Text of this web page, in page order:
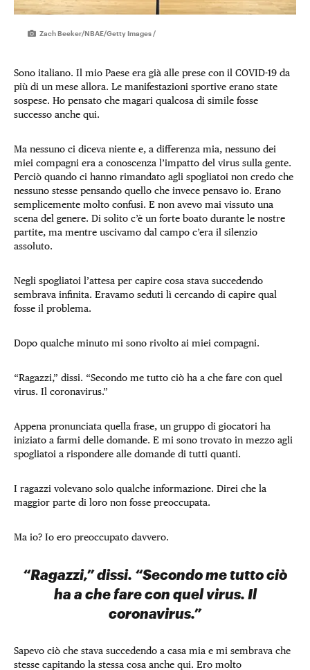
Zach Beeker/NBAE/Getty Images /
Sono italiano. Il mio Paese era già alle prese con il COVID-19 da
più di un mese allora. Le manifestazioni sportive erano state
sospese. Ho pensato che magari qualcosa di simile fosse
successo anche qui.
Ma nessuno ci diceva niente e, a differenza mia, nessuno dei
miei compagni era a conoscenza l’impatto del virus sulla gente.
Perciò quando ci hanno rimandato agli spogliatoi non credo che
nessuno stesse pensando quello che invece pensavo io. Erano
semplicemente molto confusi. E non avevo mai vissuto una
scena del genere. Di solito c’è un forte boato durante le nostre
partite, ma mentre uscivamo dal campo c’era il silenzio
assoluto.
Negli spogliatoi l’attesa per capire cosa stava succedendo
sembrava infinita. Eravamo seduti lì cercando di capire qual
fosse il problema.
Dopo qualche minuto mi sono rivolto ai miei compagni.
“Ragazzi,” dissi. “Secondo me tutto ciò ha a che fare con quel
virus. Il coronavirus.”
Appena pronunciata quella frase, un gruppo di giocatori ha
iniziato a farmi delle domande. E mi sono trovato in mezzo agli
spogliatoi a rispondere alle domande di tutti quanti.
I ragazzi volevano solo qualche informazione. Direi che la
maggior parte di loro non fosse preoccupata.
Ma io? Io ero preoccupato davvero.
“Ragazzi,” dissi. “Secondo me tutto ciò
ha a che fare con quel virus. Il
coronavirus.”
Sapevo ciò che stava succedendo a casa mia e mi sembrava che
stesse capitando la stessa cosa anche qui. Ero molto